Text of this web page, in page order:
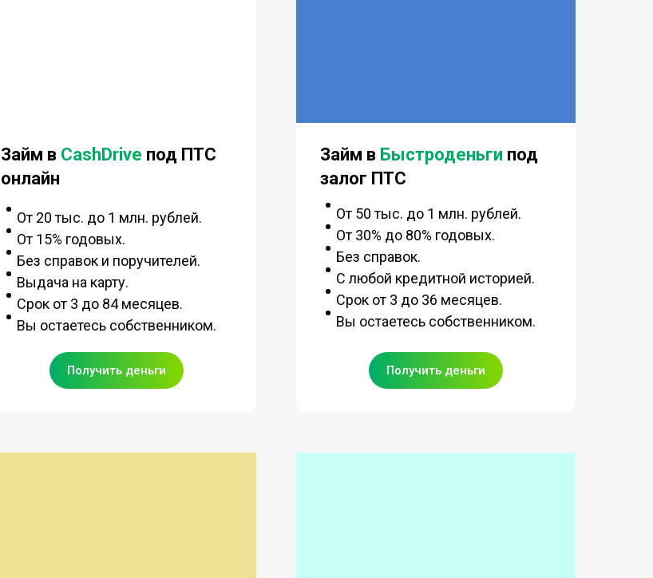
Займ в CashDrive под ПТС
онлайн
От 20 тыс. до 1 млн. рублей.
От 15% годовых.
Без справок и поручителей.
Выдача на карту.
Срок от 3 до 84 месяцев.
Вы остаетесь собственником.
Получить деньги
Займ в Быстроденьгипод
залог ПТС
От 50 тыс. до 1 млн. рублей.
От 30% до 80% годовых.
Без справок.
С любой кредитной историей.
Срок от 3 до 36 месяцев.
Вы остаетесь собственником.
Получить деньги